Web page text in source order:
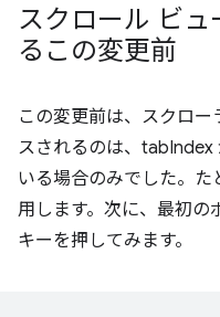
スクロール ビ
るこの変更前
この変更前は、スクロ
スされるのは、tabIndex
いる場合のみでした。た
用します。次に、最初の
キーを押してみます。